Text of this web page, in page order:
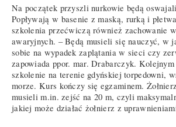
Na początek przyszli nurkowie będą
Popływają w basenie z maską, rurką i
szkolenia przećwiczą również zachowanie
awaryjnych. – Będą musieli się nauczyć, w
sobie na wypadek zaplątania w sieci czy
zapowiada ppor. mar. Drabarczyk.
szkolenie na terenie gdyńskiej torpedowni,
morze. Kurs kończy się egzaminem.
musieli m.in. zejść na 20 m, czyli
jakiej może działać żołnierz z